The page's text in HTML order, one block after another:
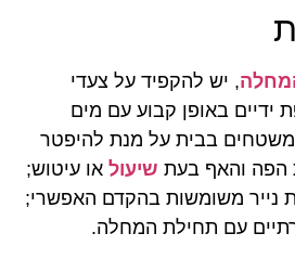
, יש להקפיד על צעדי
ידיים באופן קבוע עם מים
משטחים בבית על מנת להיפטר
הפה והאף בעת שיעול או עיטוש;
נייר משומשות בהקדם האפשרי;
עם תחילת המחלה.